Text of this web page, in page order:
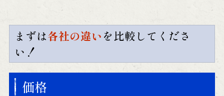
まずは各社の違いを比較してくださ
い！
価格